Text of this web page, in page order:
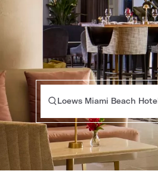
Loews Miami Beach Hotel